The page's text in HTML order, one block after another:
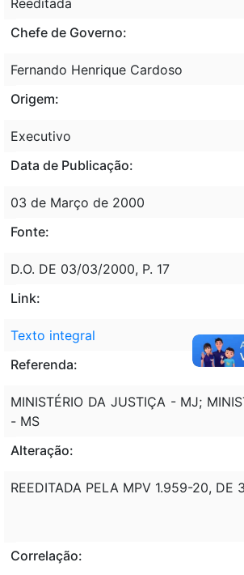
Chefe de Governo:
Fernando Henrique Cardoso
Origem:
Executivo
Data de Publicação:
03 de Março de 2000
Fonte:
D.O. DE 03/03/2000, P. 17
Link:
Texto integral
Referenda:
MINISTÉRIO DA JUSTIÇA - MJ;
- MS
Alteração:
REEDITADA PELA MPV 1.959-20,
Correlação: